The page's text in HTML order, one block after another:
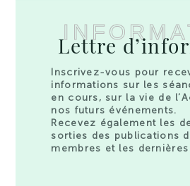
Lettre
Inscrivez-vous pour
informations sur les
en cours, sur la vie de
nos futurs événements.
Recevez également les
sorties des publications
membres et les